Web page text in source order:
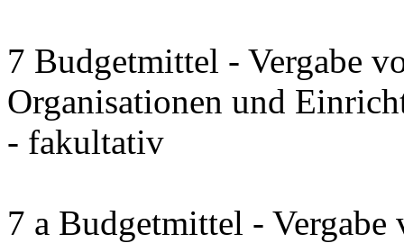
7 Budgetmittel - Vergabe
Organisationen und
- fakultativ
7 a Budgetmittel - Vergabe